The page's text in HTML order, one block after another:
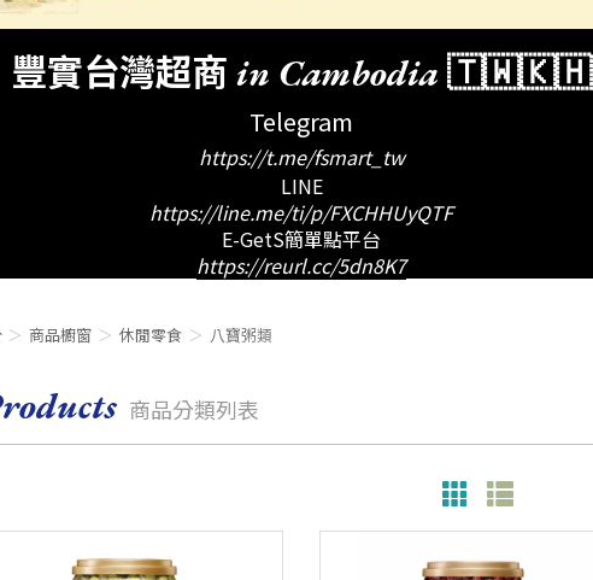
豐實台灣超商 in Cambodia 🇹🇼🇰🇭
Telegram
https://t.me/fsmart_tw
LINE
https://line.me/ti/p/FXCHHUyQTF
E-GetS簡單點平台
https://reurl.cc/5dn8K7
商品櫥窗 休閒零食 八寶粥類
products 商品分類列表